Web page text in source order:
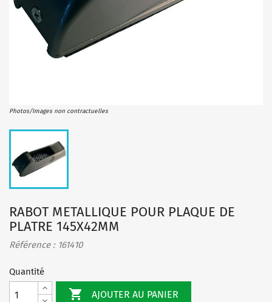
Photos/Images non contractuelles
RABOT METALLIQUE POUR PLAQUE DE
PLATRE 145X42MM
Référence : 161410
Quantité
 AJOUTER AU PANIER